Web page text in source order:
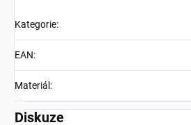
Kategorie:
EAN:
Materiál :
Diskuze